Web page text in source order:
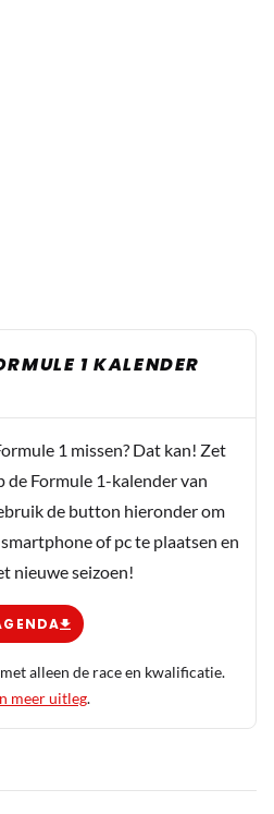
1 KALENDER
1 missen? Dat kan! Zet
de Formule 1-kalender van
de button hieronder om
of pc te plaatsen en
nieuwe seizoen!
alleen de race en kwalificatie.
meer uitleg.